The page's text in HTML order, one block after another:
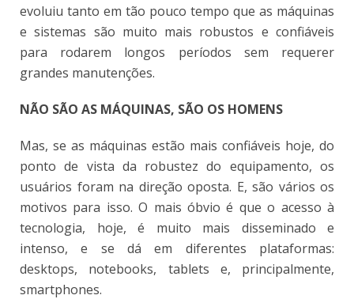
evoluiu tanto em tão pouco tempo que as máquinas
e sistemas são muito mais robustos e confiáveis
para rodarem longos períodos sem requerer
grandes manutenções.
NÃO SÃO AS MÁQUINAS, SÃO OS HOMENS
Mas, se as máquinas estão mais confiáveis hoje, do
ponto de vista da robustez do equipamento, os
usuários foram na direção oposta. E, são vários os
motivos para isso. O mais óbvio é que o acesso à
tecnologia, hoje, é muito mais disseminado e
intenso, e se dá em diferentes plataformas:
desktops, notebooks, tablets e, principalmente,
smartphones.